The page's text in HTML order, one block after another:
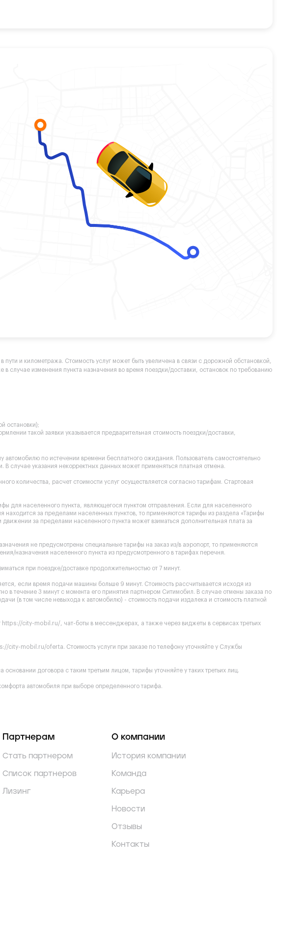
и километража. Стоимость услуг может быть увеличена в связи с дорожной обстановкой,
в случае изменения пункта назначения во время поездки/доставки, остановок по требованию
остановки);
такой заявки указывается предварительная стоимость поездки/доставки,
по истечении времени бесплатного ожидания. Пользователь самостоятельно
В случае указания некорректных данных может применяться платная отмена.
количества, расчет стоимости услуг осуществляется согласно тарифам. Стартовая
для населенного пункта, являющегося пунктом отправления. Если для населенного
за пределами населенных пунктов, то применяются тарифы из раздела «Тарифы
за пределами населенного пункта может взиматься дополнительная плата за
не предусмотрены специальные тарифы на заказ из/в аэропорт, то применяются
назначения населенного пункта из предусмотренного в тарифах перечня.
при поездке/доставке продолжительностью от 7 минут.
если время подачи машины больше 9 минут. Стоимость рассчитывается исходя из
в течение 3 минут с момента его принятия партнером Ситимобил. В случае отмены заказа по
(в том числе невыхода к автомобилю) - стоимость подачи издалека и стоимость платной
https://city-mobil.ru/ , чат-боты в мессенджерах, а также через виджеты в сервисах третьих
city-mobil.ru/oferta. Стоимость услуги при заказе по телефону уточняйте у Службы
договора с таким третьим лицом, тарифы уточняйте у таких третьих лиц.
автомобиля при выборе определенного тарифа.
Партнерам
Стать партнером
Список партнеров
Лизинг
О компании
История компании
Команда
Карьера
Новости
Отзывы
Контакты